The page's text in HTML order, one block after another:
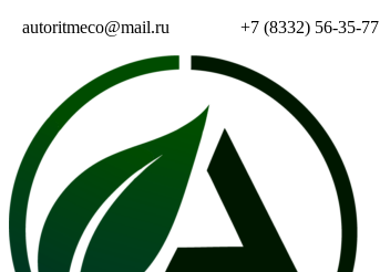
autoritmeco@mail.ru +7 (8332) 56-35-77